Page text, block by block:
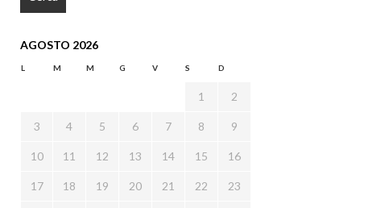
AGOSTO 2026
L M M G V S D
1 2
3 4 5 6 7 8 9
10 11 12 13 14 15 16
17 18 19 20 21 22 23